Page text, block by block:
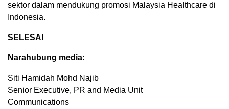
sektor dalam mendukung promosi Malaysia Healthcare di
Indonesia.
SELESAI
Narahubung media:
Siti Hamidah Mohd Najib
Senior Executive, PR and Media Unit
Communications